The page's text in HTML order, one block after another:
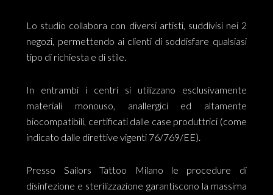
Lo studio collabora con diversi artisti, suddivisi nei 2
negozi, permettendo ai clienti di soddisfare qualsiasi
tipo di richiesta e di stile.
In entrambi i centri si utilizzano esclusivamente
materiali monouso, anallergici ed altamente
biocompatibili, certificati dalle case produttrici (come
indicato dalle direttive vigenti 76/769/EE).
Presso Sailors Tattoo Milano le procedure di
disinfezione e sterilizzazione garantiscono la massima